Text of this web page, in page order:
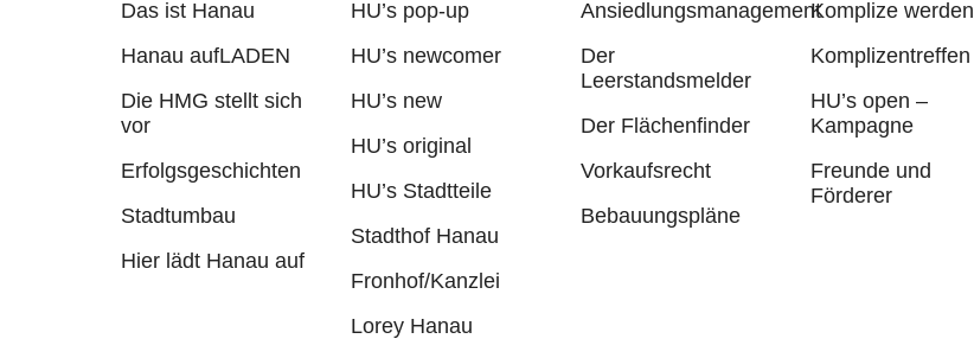
Das ist Hanau
Hanau aufLADEN
Die HMG stellt sich
vor
Erfolgsgeschichten
Stadtumbau
Hier lädt Hanau auf
HU’s pop-up
HU’s newcomer
HU’s new
HU’s original
HU’s Stadtteile
Stadthof Hanau
Fronhof/Kanzlei
Lorey Hanau
Ansiedlungsmanagement
Der
Leerstandsmelder
Der Flächenfinder
Vorkaufsrecht
Bebauungspläne
Komplize werden
Komplizentreffen
HU’s open –
Kampagne
Freunde und
Förderer